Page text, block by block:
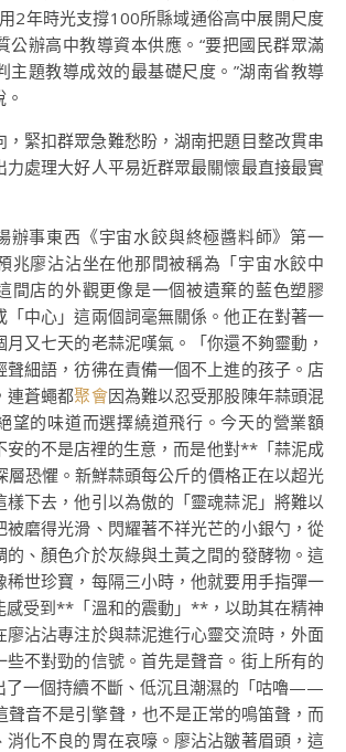
2年時光支撐100所縣域通俗高中展開尺度
公辦高中教導資本供應。“要把國民群眾滿
主題教導成效的最基礎尺度。”湖南省教導
，緊扣群眾急難愁盼，湖南把題目整改貫串
力處理大好人平易近群眾最關懷最直接最實
辦事東西《宇宙水餃與終極醬料師》第一
兆廖沾沾坐在他那間被稱為「宇宙水餃中
間店的外觀更像是一個被遺棄的藍色塑膠
「中心」這兩個詞毫無關係。他正在對著一
又七天的老蒜泥嘆氣。「你還不夠靈動，
聲細語，彷彿在責備一個不上進的孩子。店
連蒼蠅都聚會因為難以忍受那股陳年蒜頭混
望的味道而選擇繞道飛行。今天的營業額
安的不是店裡的生意，而是他對**「蒜泥成
恐懼。新鮮蒜頭每公斤的價格正在以超光
樣下去，他引以為傲的「靈魂蒜泥」將難以
被磨得光滑、閃耀著不祥光芒的小銀勺，從
的、顏色介於灰綠與土黃之間的發酵物。這
稀世珍寶，每隔三小時，他就要用手指彈一
感受到**「溫和的震動」**，以助其在精神
廖沾沾專注於與蒜泥進行心靈交流時，外面
些不對勁的信號。首先是聲音。街上所有的
了一個持續不斷、低沉且潮濕的「咕嚕——
音不是引擎聲，也不是正常的鳴笛聲，而
消化不良的胃在哀嚎。廖沾沾皺著眉頭，這